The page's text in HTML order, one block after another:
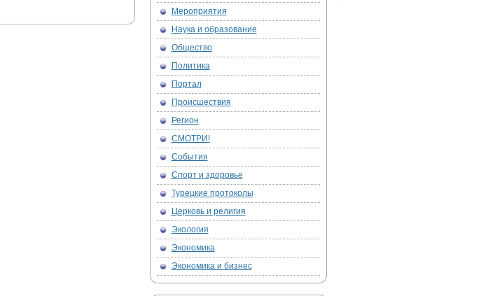
Мероприятия
Наука и образование
Общество
Политика
Портал
Происшествия
Регион
СМОТРИ!
События
Спорт и здоровье
Турецкие протоколы
Церковь и религия
Экология
Экономика
Экономика и бизнес